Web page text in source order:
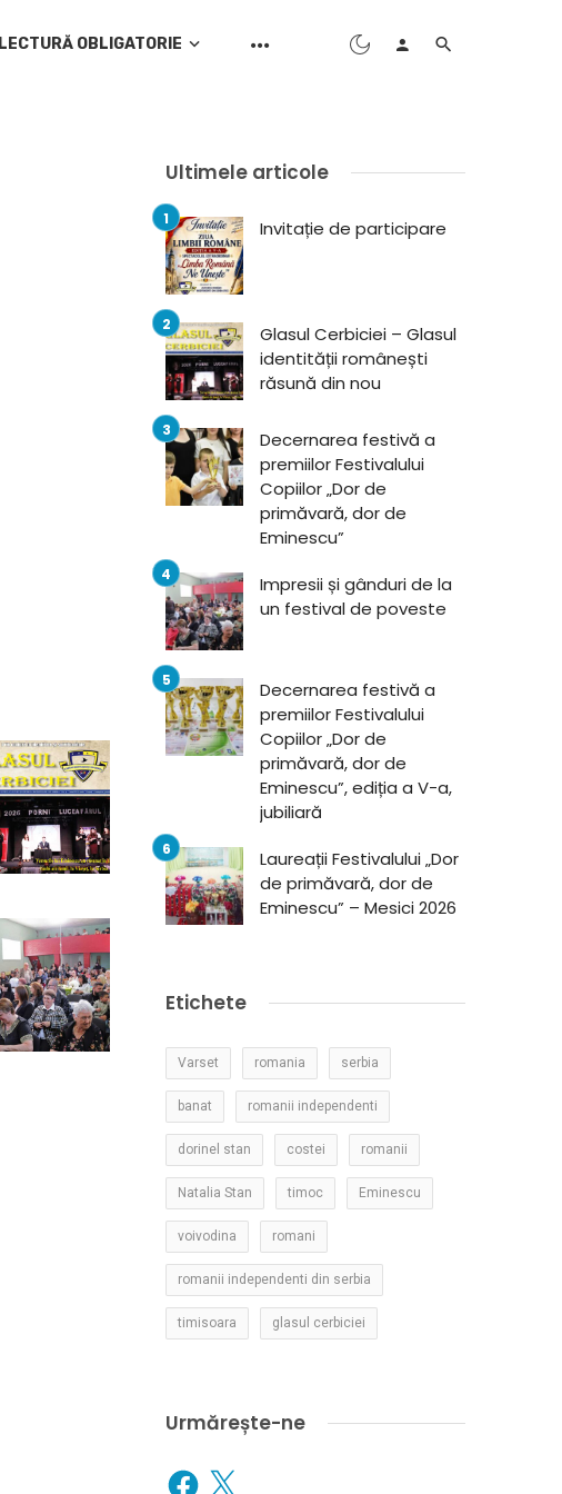
LECTURĂ OBLIGATORIE
Ultimele articole
Invitație de participare
Glasul Cerbiciei – Glasul
identității românești
răsună din nou
Decernarea festivă a
premiilor Festivalului
Copiilor „Dor de
primăvară, dor de
Eminescu”
Impresii și gânduri de la
un festival de poveste
Decernarea festivă a
premiilor Festivalului
Copiilor „Dor de
primăvară, dor de
Eminescu”, ediția a V-a,
jubiliară
Laureații Festivalului „Dor
de primăvară, dor de
Eminescu” – Mesici 2026
Etichete
Varset romania serbia
banat romanii independenti
dorinel stan costei romanii
Natalia Stan timoc Eminescu
voivodina romani
romanii independenti din serbia
timisoara glasul cerbiciei
Urmărește-ne
Facebook
X